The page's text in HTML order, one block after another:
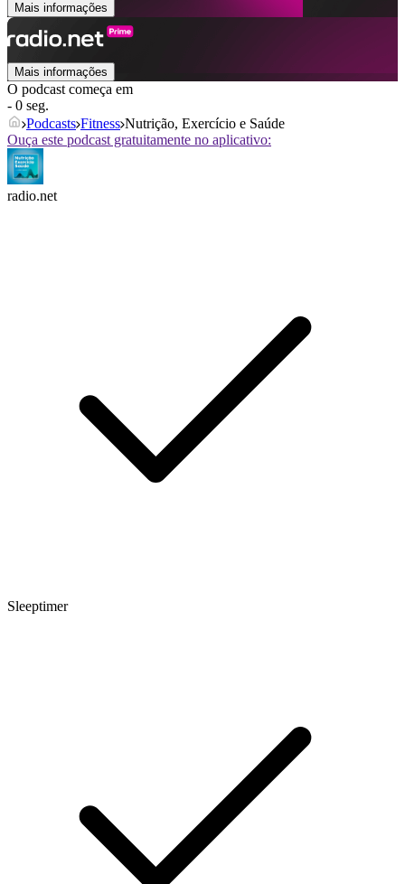
Mais informações
Mais informações
O podcast começa em
- 0 seg.
Podcasts Fitness Nutrição, Exercício e Saúde
Ouça este podcast gratuitamente no aplicativo:
radio.net
Sleeptimer